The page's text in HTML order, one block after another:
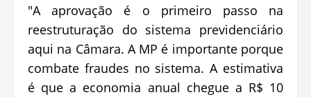
"A aprovação é o primeiro passo na
reestruturação do sistema previdenciário
aqui na Câmara. A MP é importante porque
combate fraudes no sistema. A estimativa
é que a economia anual chegue a R$ 10